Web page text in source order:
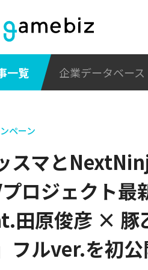
一覧 企業データベース
ペーン
スマと
ロジェクト
田原俊彦 × 豚
フルver.を初公